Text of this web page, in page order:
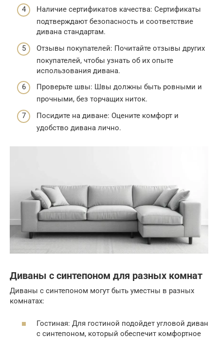
Наличие сертификатов качества: Сертификаты
подтверждают безопасность и соответствие
дивана стандартам.
Отзывы покупателей: Почитайте отзывы других
покупателей, чтобы узнать об их опыте
использования дивана.
Проверьте швы: Швы должны быть ровными и
прочными, без торчащих ниток.
Посидите на диване: Оцените комфорт и
удобство дивана лично.
Диваны с синтепоном для разных комнат
Диваны с синтепоном могут быть уместны в разных
комнатах:
Гостиная: Для гостиной подойдет угловой диван
с синтепоном, который обеспечит комфортное